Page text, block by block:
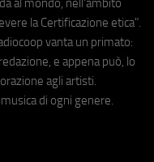
al mondo, nell'ambito
la Certificazione etica".
vanta un primato:
e appena può, lo
agli artisti.
di ogni genere.